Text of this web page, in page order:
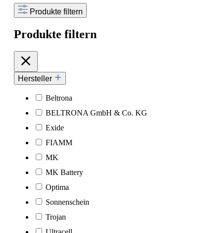
Produkte filtern
Produkte filtern
Hersteller
Beltrona
BELTRONA GmbH & Co. KG
Exide
FIAMM
MK
MK Battery
Optima
Sonnenschein
Trojan